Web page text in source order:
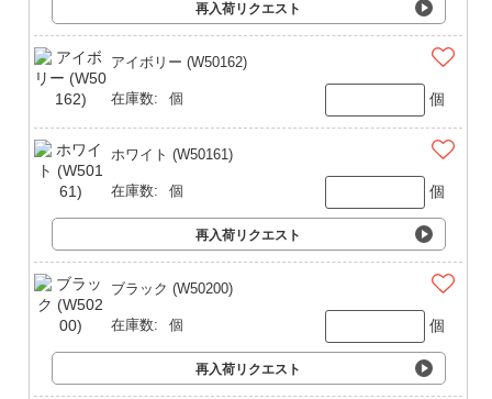
再入荷リクエスト
アイボリー (W50162)
在庫数: 個 個
ホワイト (W50161)
在庫数: 個 個
再入荷リクエスト
ブラック (W50200)
在庫数: 個 個
再入荷リクエスト